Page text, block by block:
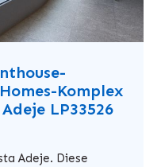
Komplex
LP33526
Adeje. Diese